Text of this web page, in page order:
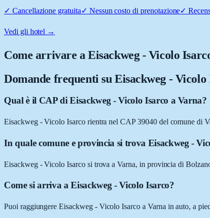
✓ Cancellazione gratuita✓ Nessun costo di prenotazione✓
Vedi gli hotel →
Come arrivare aEisackweg - Vicolo
Domande frequenti su Eisackweg - Vicolo
Qual è il CAP di Eisackweg - Vicolo Isarco a Varna?
Eisackweg - Vicolo Isarco rientra nel CAP 39040 del comune di
In quale comune e provincia si trova Eisackweg -
Eisackweg - Vicolo Isarco si trova a Varna, in provincia di
Come si arriva a Eisackweg - Vicolo Isarco?
Puoi raggiungere Eisackweg - Vicolo Isarco a Varna in auto, a